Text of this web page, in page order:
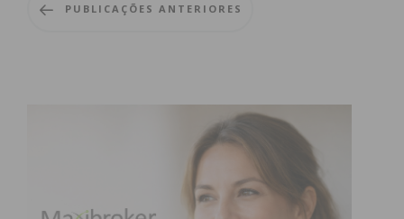
PUBLICAÇÕES ANTERIORES